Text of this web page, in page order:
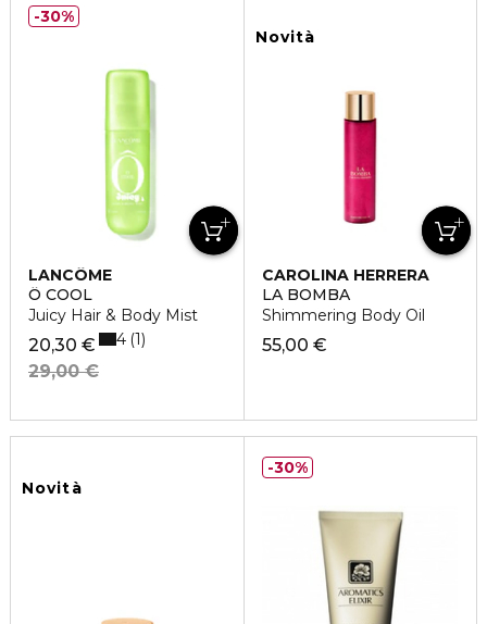
LANCÔME
Ô COOL
Juicy Hair & Body Mist
20,30 €
29,00 €
4 1
30%
Novità
CAROLINA HERRERA
LA BOMBA
Shimmering Body Oil
55,00 €
Novità
30%